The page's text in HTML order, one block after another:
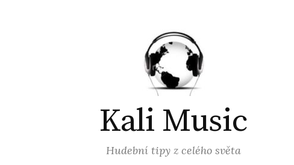
Kali Music
Hudební tipy z celého světa